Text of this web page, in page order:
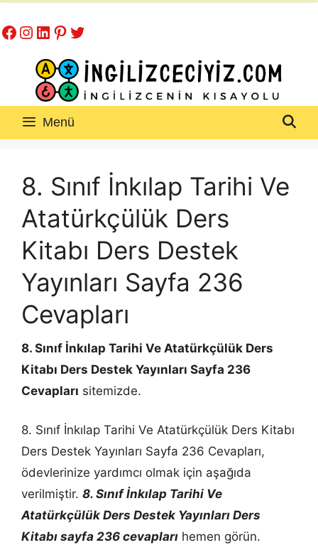
atla
Facebook
Instagram
LinkedIn
Pinterest
Twitter
Menü
8. Sınıf İnkılap Tarihi Ve
Atatürkçülük Ders
Kitabı Ders Destek
Yayınları Sayfa 236
Cevapları
8. Sınıf İnkılap Tarihi Ve Atatürkçülük Ders
Kitabı Ders Destek Yayınları Sayfa 236
Cevapları sitemizde.
8. Sınıf İnkılap Tarihi Ve Atatürkçülük Ders Kitabı
Ders Destek Yayınları Sayfa 236 Cevapları,
ödevlerinize yardımcı olmak için aşağıda
verilmiştir. 8. Sınıf İnkılap Tarihi Ve
Atatürkçülük Ders Destek Yayınları Ders
Kitabı sayfa 236 cevapları hemen görün.